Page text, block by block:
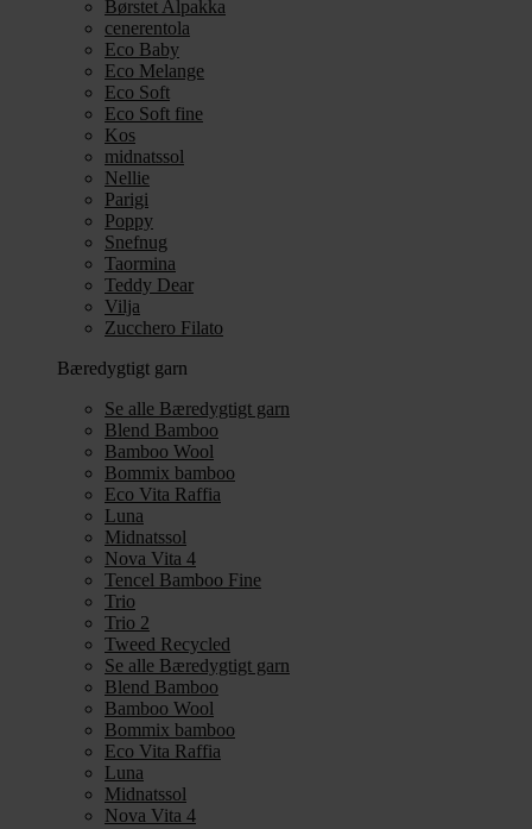
Børstet Alpakka
cenerentola
Eco Baby
Eco Melange
Eco Soft
Eco Soft fine
Kos
midnatssol
Nellie
Parigi
Poppy
Snefnug
Taormina
Teddy Dear
Vilja
Zucchero Filato
Bæredygtigt garn
Se alle Bæredygtigt garn
Blend Bamboo
Bamboo Wool
Bommix bamboo
Eco Vita Raffia
Luna
Midnatssol
Nova Vita 4
Tencel Bamboo Fine
Trio
Trio 2
Tweed Recycled
Se alle Bæredygtigt garn
Blend Bamboo
Bamboo Wool
Bommix bamboo
Eco Vita Raffia
Luna
Midnatssol
Nova Vita 4